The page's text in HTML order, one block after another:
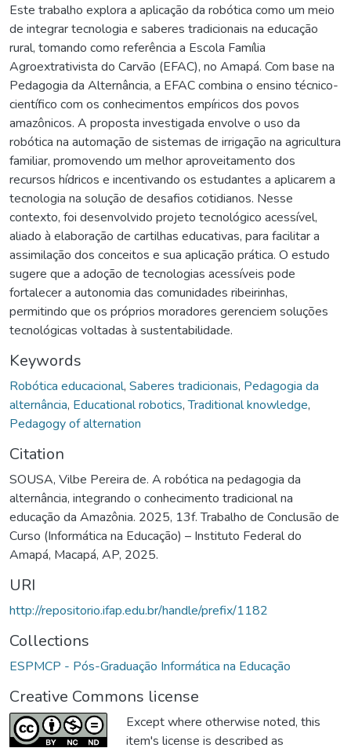
Este trabalho explora a aplicação da robótica como um meio
de integrar tecnologia e saberes tradicionais na educação
rural, tomando como referência a Escola Família
Agroextrativista do Carvão (EFAC), no Amapá. Com base na
Pedagogia da Alternância, a EFAC combina o ensino técnico-
científico com os conhecimentos empíricos dos povos
amazônicos. A proposta investigada envolve o uso da
robótica na automação de sistemas de irrigação na agricultura
familiar, promovendo um melhor aproveitamento dos
recursos hídricos e incentivando os estudantes a aplicarem a
tecnologia na solução de desafios cotidianos. Nesse
contexto, foi desenvolvido projeto tecnológico acessível,
aliado à elaboração de cartilhas educativas, para facilitar a
assimilação dos conceitos e sua aplicação prática. O estudo
sugere que a adoção de tecnologias acessíveis pode
fortalecer a autonomia das comunidades ribeirinhas,
permitindo que os próprios moradores gerenciem soluções
tecnológicas voltadas à sustentabilidade.
Keywords
Robótica educacional, Saberes tradicionais, Pedagogia da
alternância, Educational robotics,Traditional knowledge,
Pedagogy of alternation
Citation
SOUSA, Vilbe Pereira de. A robótica na pedagogia da
alternância, integrando o conhecimento tradicional na
educação da Amazônia. 2025, 13f. Trabalho de Conclusão de
Curso (Informática na Educação) – Instituto Federal do
Amapá, Macapá, AP, 2025.
URI
http://repositorio.ifap.edu.br/handle/prefix/1182
Collections
ESPMCP - Pós-Graduação Informática na Educação
Creative Commons license
Except where otherwise noted, this
item's license is described as